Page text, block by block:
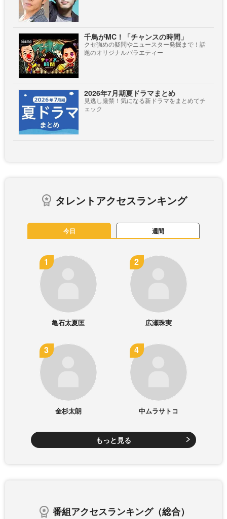
千鳥がMC！「チャンスの時間」
クセ強めの疑問やニュースター発掘まで！話
題のオリジナルバラエティー
2026年7月期夏ドラマまとめ
見逃し厳禁！気になる新ドラマをまとめてチ
ェック
タレントアクセスランキング
今日 週間
亀石太夏匡 広瀬珠実
金杉太朗 中ムラサトコ
もっと見る
番組アクセスランキング（総合）